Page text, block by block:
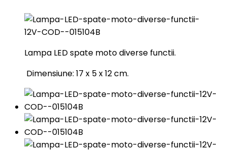
Lampa LED spate moto diverse functii.
Dimensiune: 17 x 5 x 12 cm.